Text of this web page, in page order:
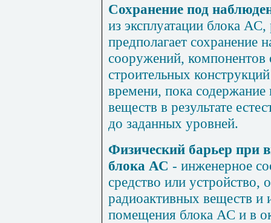
Сохранение под
из эксплуатации блока АС,
предполагает сохранение
сооружений, компонентов
строительных
времени, пока
веществ в результате
до заданных уровней.
Физический барьер при
блока АС - инженерное
средство или
радиоактивных веществ и
помещения блока АС и в